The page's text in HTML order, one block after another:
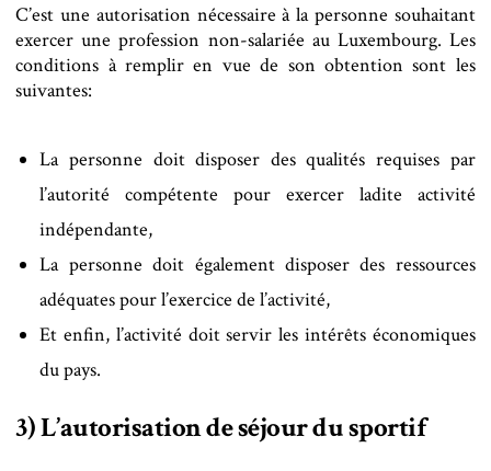
C’est une autorisation nécessaire à la personne souhaitant
exercer une profession non-salariée au Luxembourg. Les
conditions à remplir en vue de son obtention sont les
suivantes:
La personne doit disposer des qualités requises par
l’autorité compétente pour exercer ladite activité
indépendante,
La personne doit également disposer des ressources
adéquates pour l’exercice de l’activité,
Et enfin, l’activité doit servir les intérêts économiques
du pays.
3) L’autorisation de séjour du sportif